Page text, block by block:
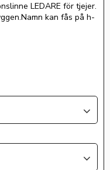
LEDARE för tjejer.
kan fås på h-